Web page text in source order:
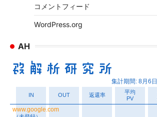
コメントフィード
WordPress.org
AH